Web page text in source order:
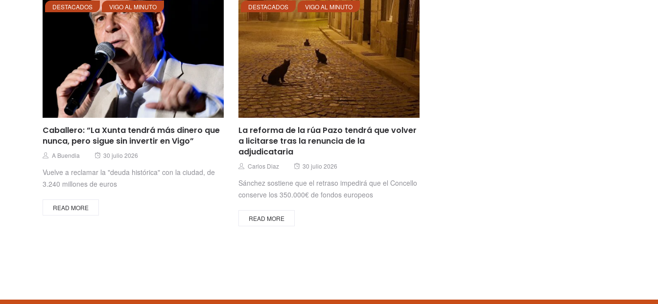
DESTACADOS VIGO AL MINUTO
Caballero: “La Xunta tendrá más dinero que
nunca, pero sigue sin invertir en Vigo”
Author
A Buendia
Posted
30 julio 2026
Vuelve a reclamar la "deuda histórica" con la ciudad, de
3.240 millones de euros
READ MORE
DESTACADOS VIGO AL MINUTO
La reforma de la rúa Pazo tendrá que volver
a licitarse tras la renuncia de la
adjudicataria
Author
Carlos Diaz
Posted
30 julio 2026
Sánchez sostiene que el retraso impedirá que el Concello
conserve los 350.000€ de fondos europeos
READ MORE